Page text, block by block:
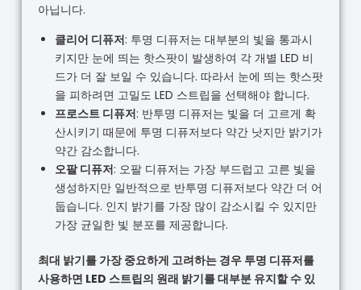
아닙니다.
클리어 디퓨저: 투명 디퓨저는 대부분의 빛을 통과시
키지만 눈에 띄는 핫스팟이 발생하여 각 개별 LED 비
드가 더 잘 보일 수 있습니다. 따라서 눈에 띄는 핫스팟
을 피하려면 고밀도 LED 스트립을 선택해야 합니다.
프로스트 디퓨저: 반투명 디퓨저는 빛을 더 고르게 확
산시키기 때문에 투명 디퓨저보다 약간 낫지만 밝기가
약간 감소합니다.
오팔 디퓨저: 오팔 디퓨저는 가장 부드럽고 고른 빛을
생성하지만 일반적으로 반투명 디퓨저보다 약간 더 어
둡습니다. 인지 밝기를 가장 많이 감소시킬 수 있지만
가장 균일한 빛 분포를 제공합니다.
최대 밝기를 가장 중요하게 고려하는 경우 투명 디퓨저를
사용하면 LED 스트립의 원래 밝기를 대부분 유지할 수 있